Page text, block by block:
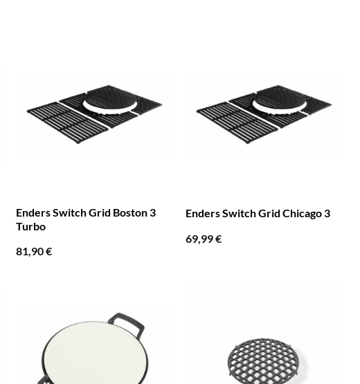
Enders Switch Grid Boston 3
Turbo
81,90€
Enders Switch Grid Chicago 3
69,99€